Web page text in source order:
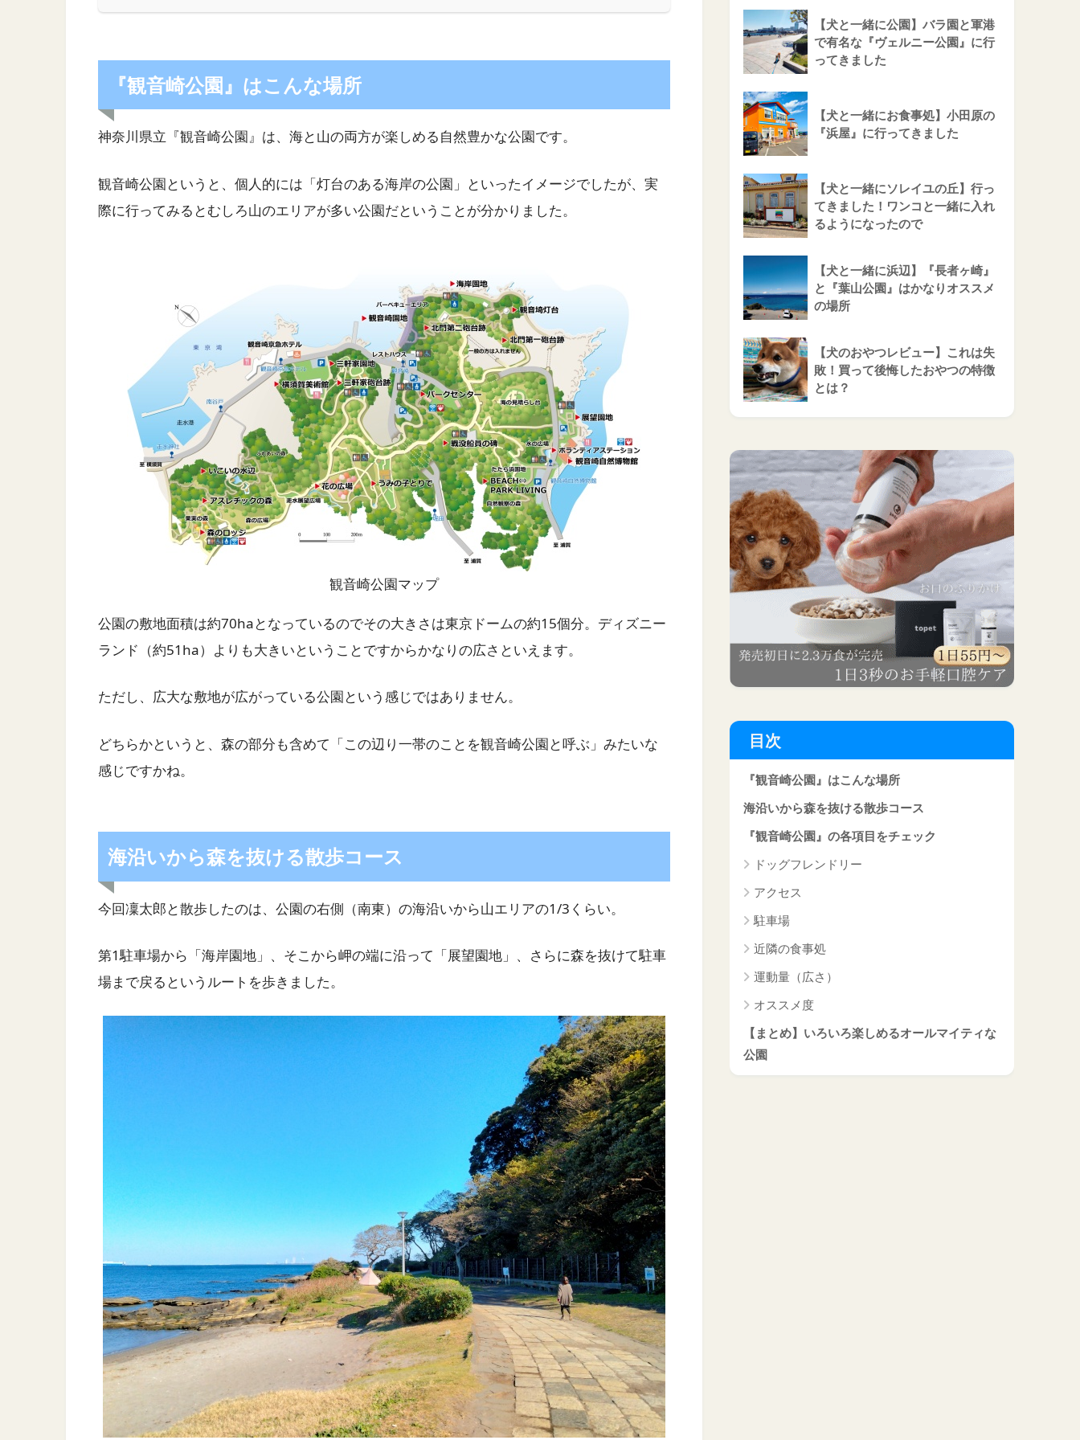
『観音崎公園』はこんな場所
神奈川県立『観音崎公園』は、海と山の両方が楽しめる自然豊かな公園です。
観音崎公園というと、個人的には「灯台のある海岸の公園」といったイメージでしたが、実
際に行ってみるとむしろ山のエリアが多い公園だということが分かりました。
観音崎公園マップ
公園の敷地面積は約70haとなっているのでその大きさは東京ドームの約15個分。ディズニー
ランド（約51ha）よりも大きいということですからかなりの広さといえます。
ただし、広大な敷地が広がっている公園という感じではありません。
どちらかというと、森の部分も含めて「この辺り一帯のことを観音崎公園と呼ぶ」みたいな
感じですかね。
海沿いから森を抜ける散歩コース
今回凜太郎と散歩したのは、公園の右側（南東）の海沿いから山エリアの1/3くらい。
第1駐車場から「海岸園地」、そこから岬の端に沿って「展望園地」、さらに森を抜けて駐車
場まで戻るというルートを歩きました。
【犬と一緒に公園】バラ園と軍港
で有名な『ヴェルニー公園』に行
ってきました
【犬と一緒にお食事処】小田原の
『浜屋』に行ってきました
【犬と一緒にソレイユの丘】行っ
てきました！ワンコと一緒に入れ
るようになったので
【犬と一緒に浜辺】『長者ヶ崎』
と『葉山公園』はかなりオススメ
の場所
【犬のおやつレビュー】これは失
敗！買って後悔したおやつの特徴
とは？
目次
『観音崎公園』はこんな場所
海沿いから森を抜ける散歩コース
『観音崎公園』の各項目をチェック
ドッグフレンドリー
アクセス
駐車場
近隣の食事処
運動量（広さ）
オススメ度
【まとめ】いろいろ楽しめるオールマイティな
公園